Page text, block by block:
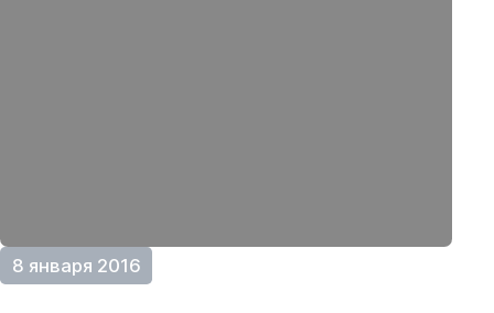
8 января 2016